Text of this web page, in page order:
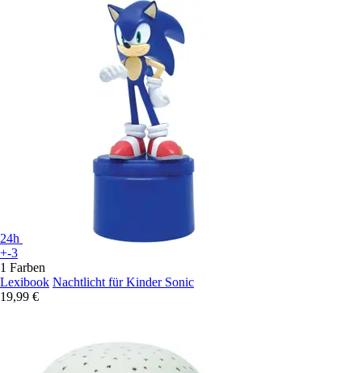
24h
+-3
1 Farben
Lexibook Nachtlicht für Kinder Sonic
19,99 €